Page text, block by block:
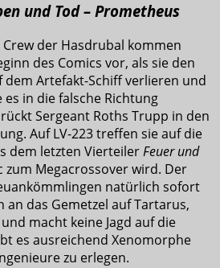
und Tod – Prometheus
der Hasdrubal kommen
des Comics vor, als sie den
dem Artefakt-Schiff verlieren und
in die falsche Richtung
Sergeant Roths Trupp in den
Auf LV-223 treffen sie auf die
dem letzten VierteilerFeuer und
zum Megacrossover wird. Der
natürlich sofort
an das Gemetzel auf Tartarus,
macht keine Jagd auf die
es ausreichend Xenomorphe
zu erlegen.